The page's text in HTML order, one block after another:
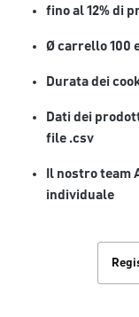
fino al 12% di
Ø carrello 100
Durata dei
Dati dei
file .csv
Il nostro team
individuale